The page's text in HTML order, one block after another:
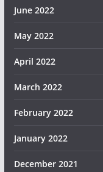
June 2022
May 2022
April 2022
March 2022
February 2022
January 2022
December 2021